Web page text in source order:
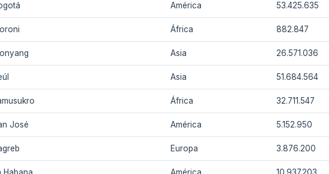
América 53.425.635
África 882.847
Asia 26.571.036
Asia 51.684.564
África 32.711.547
José América 5.152.950
Europa 3.876.200
Habana América 10.937.203